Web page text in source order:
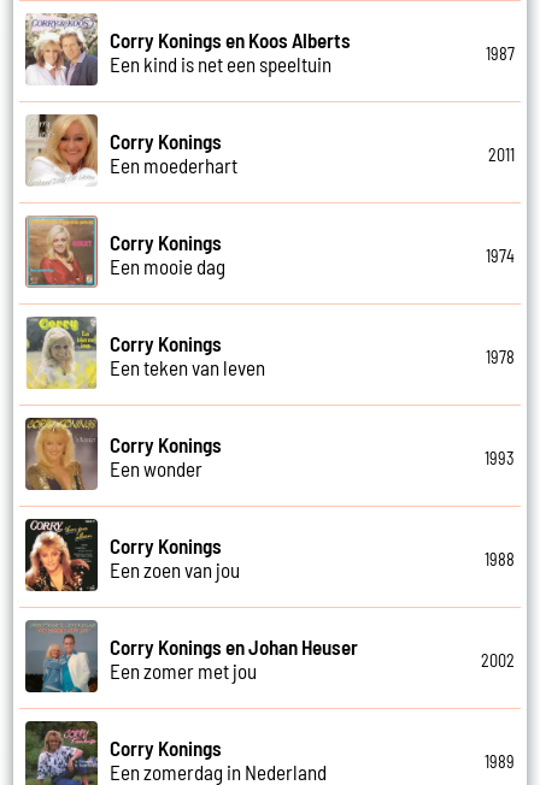
Corry Konings en Koos Alberts
Een kind is net een speeltuin
1987
Corry Konings
Een moederhart
2011
Corry Konings
Een mooie dag
1974
Corry Konings
Een teken van leven
1978
Corry Konings
Een wonder
1993
Corry Konings
Een zoen van jou
1988
Corry Konings en Johan Heuser
Een zomer met jou
2002
Corry Konings
Een zomerdag in Nederland
1989